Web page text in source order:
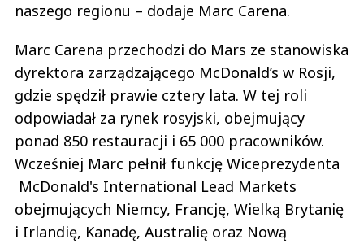
naszego regionu – dodaje Marc Carena.
Marc Carena przechodzi do Mars ze stanowiska
dyrektora zarządzającego McDonald’s w Rosji,
gdzie spędził prawie cztery lata. W tej roli
odpowiadał za rynek rosyjski, obejmujący
ponad 850 restauracji i 65 000 pracowników.
Wcześniej Marc pełnił funkcję Wiceprezydenta
McDonald's International Lead Markets
obejmujących Niemcy, Francję, Wielką Brytanię
i Irlandię, Kanadę, Australię oraz Nową